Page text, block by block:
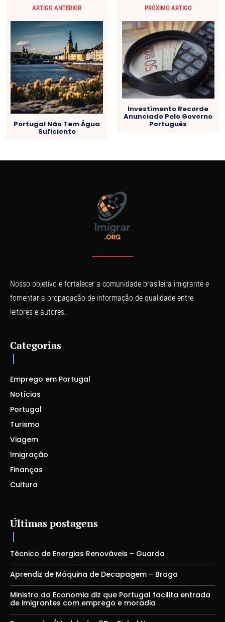
ARTIGO ANTERIOR
Portugal Não Tem Água
Suficiente
PRÓXIMO ARTIGO
Investimento Recorde
Anunciado Pelo Governo
Português
Nosso objetivo é fortalecer a comunidade brasileira imigrante e
fomentar a propagação de informação de qualidade entre
leitores e autores.
Categorias
Emprego em Portugal
Notícias
Portugal
Turismo
Viagem
Imigração
Finanças
Cultura
Últimas postagens
Técnico de Energias Renováveis – Guarda
Aprendiz de Máquina de Decapagem – Braga
Ministro da Economia diz que Portugal facilita entrada
de imigrantes com emprego e moradia